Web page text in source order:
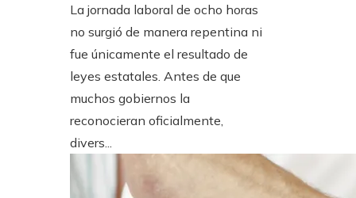
La jornada laboral de ocho horas
no surgió de manera repentina ni
fue únicamente el resultado de
leyes estatales. Antes de que
muchos gobiernos la
reconocieran oficialmente,
divers...